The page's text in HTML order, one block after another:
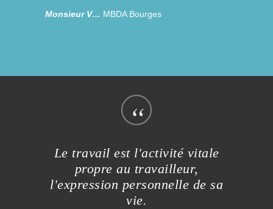
Monsieur V… MBDA Bourges
“
Le travail est l'activité vitale
propre au travailleur,
l'expression personnelle de sa
vie.